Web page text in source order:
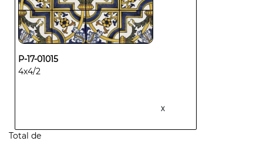
P-17-01015
4x4/2
X
Total de